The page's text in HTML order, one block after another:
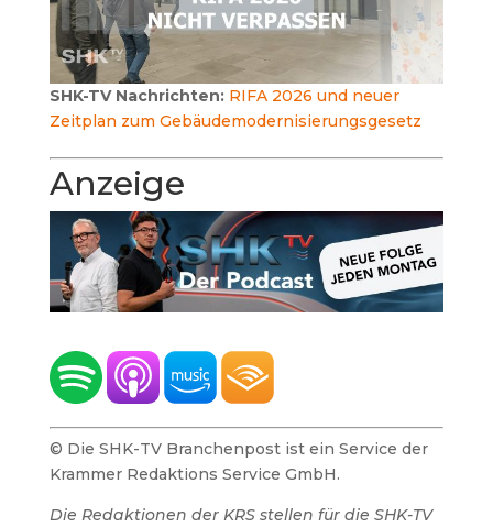
SHK-TV Nachrichten: RIFA 2026 und neuer
Zeitplan zum Gebäudemodernisierungsgesetz
Anzeige
© Die SHK-TV Branchenpost ist ein Service der
Krammer Redaktions Service GmbH.
Die Redaktionen der KRS stellen für die SHK-TV